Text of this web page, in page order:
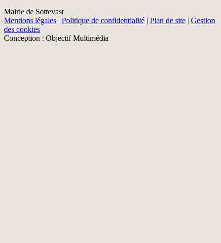
Mairie de Sottevast
Mentions légales | Politique de confidentialité | Plan de site | Gestion
des cookies
Conception : Objectif Multimédia